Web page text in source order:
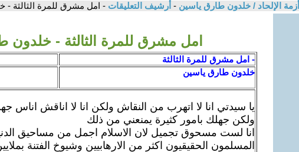
أزمة الإلحاد / خلدون طارق ياسين - أرشيف التعليقات - امل مشرق للمرة الثالثة -
امل مشرق للمرة الثالثة - خلدون
- امل مشرق للمرة الثالثة
خلدون طارق ياسين
يا سيدتي انا لا اتهرب من النقاش ولكن انا لا اناقش اناس
ولكن جهلك بامور كثيرة يمنعني من ذلك
انا لست مسحوق تجميل لان الاسلام اجمل من مساحيق
المسلمون الحقيقيون اكثر من الارهابيين وشيوخ الفتنة